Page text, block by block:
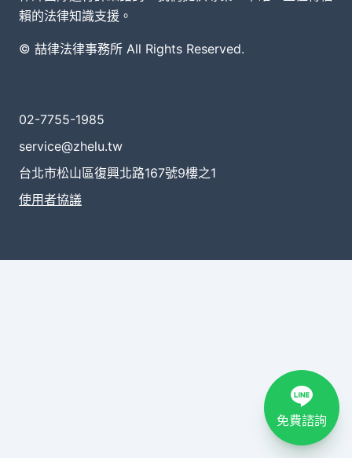
賴的法律知識支援。
© 喆律法律事務所 All Rights Reserved.
02-7755-1985
service@zhelu.tw
台北市松山區復興北路167號9樓之1
使用者協議
免費諮詢